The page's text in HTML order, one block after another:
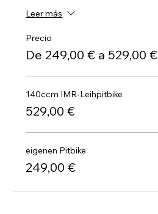
Leer más
Precio
De 249,00 € a 529,00 €
140ccm IMR-Leihpitbike
529,00 €
eigenen Pitbike
249,00 €